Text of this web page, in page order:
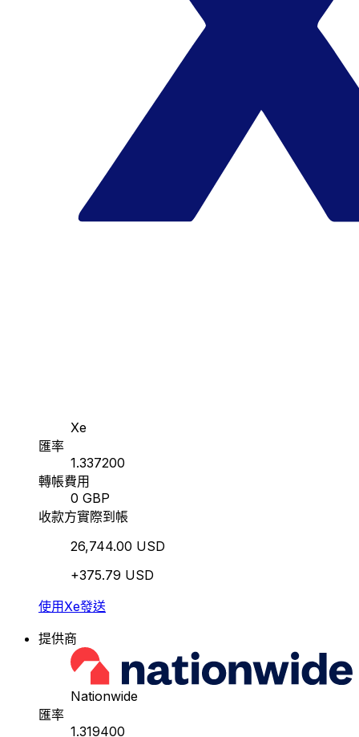
Xe
匯率
1.337200
轉帳費用
0 GBP
收款方實際到帳
26,744.00 USD
+375.79 USD
使用Xe發送
提供商
Nationwide
匯率
1.319400